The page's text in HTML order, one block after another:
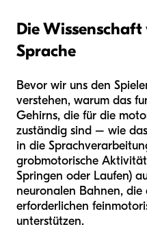
Die
Sprache
Bevor wir uns den
verstehen, warum das
Gehirns, die für die
zuständig sind – wie
in die
grobmotorische
Springen oder Laufen)
neuronalen Bahnen, die
erforderlichen
unterstützen.